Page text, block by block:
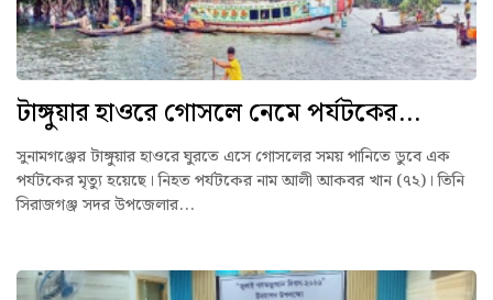
টাঙ্গুয়ার হাওরে গোসলে নেমে পর্যটকের...
সুনামগঞ্জের টাঙ্গুয়ার হাওরে ঘুরতে এসে গোসলের সময় পানিতে ডুবে এক
পর্যটকের মৃত্যু হয়েছে। নিহত পর্যটকের নাম আলী আকবর খান (৭২)। তিনি
সিরাজগঞ্জ সদর উপজেলার...